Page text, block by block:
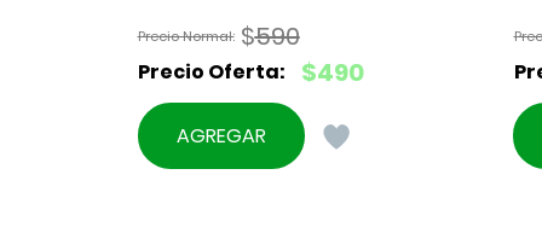
$590
El
precio
original
$490
El
precio
actual
AGREGAR